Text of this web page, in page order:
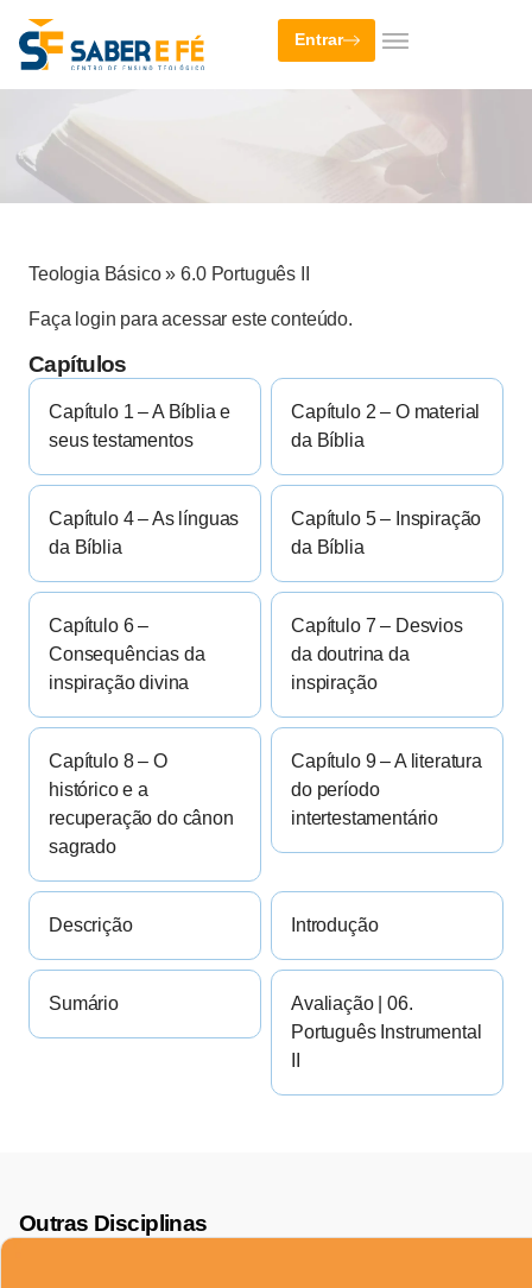
Entrar
Teologia Básico » 6.0 Português II
Faça login para acessar este conteúdo.
Capítulos
Capítulo 1 – A Bíblia e
seus testamentos
Capítulo 2 – O material
da Bíblia
Capítulo 4 – As línguas
da Bíblia
Capítulo 5 – Inspiração
da Bíblia
Capítulo 6 –
Consequências da
inspiração divina
Capítulo 7 – Desvios
da doutrina da
inspiração
Capítulo 8 – O
histórico e a
recuperação do cânon
sagrado
Capítulo 9 – A literatura
do período
intertestamentário
Descrição Introdução
Sumário
Avaliação | 06.
Português Instrumental
Outras Disciplinas